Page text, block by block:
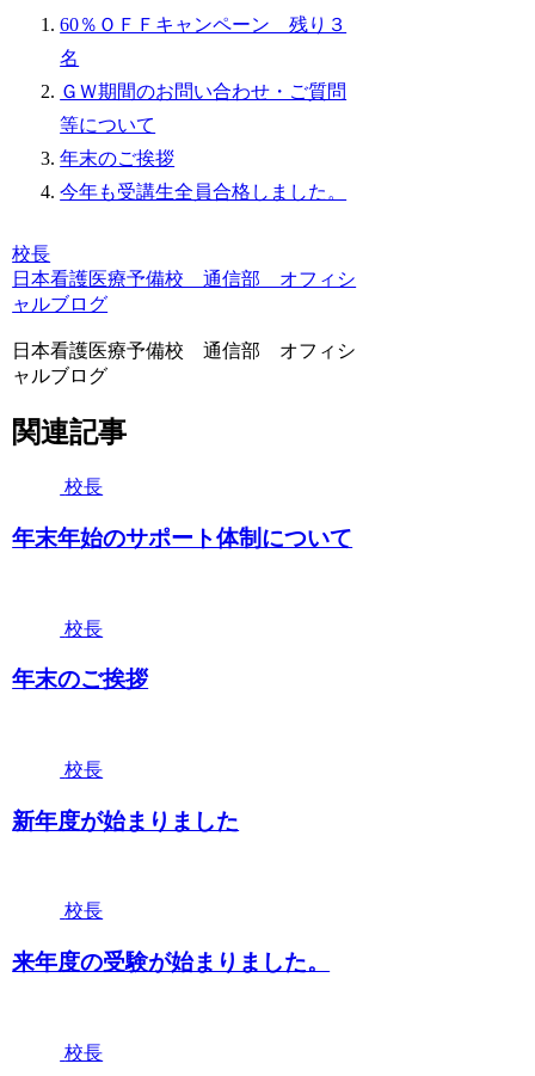
60％ＯＦＦキャンペーン 残り３
名
ＧＷ期間のお問い合わせ・ご質問
等について
年末のご挨拶
今年も受講生全員合格しました。
校長
日本看護医療予備校 通信部 オフィシ
ャルブログ
日本看護医療予備校 通信部 オフィシ
ャルブログ
関連記事
校長
年末年始のサポート体制について
校長
年末のご挨拶
校長
新年度が始まりました
校長
来年度の受験が始まりました。
校長